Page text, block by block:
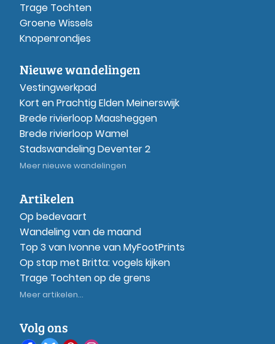
Trage Tochten
Groene Wissels
Knopenrondjes
Nieuwe wandelingen
Vestingwerkpad
Kort en Prachtig Elden Meinerswijk
Brede rivierloop Maasheggen
Brede rivierloop Wamel
Stadswandeling Deventer 2
Meer nieuwe wandelingen
Artikelen
Op bedevaart
Wandeling van de maand
Top 3 van Ivonne van MyFootPrints
Op stap met Britta: vogels kijken
Trage Tochten op de grens
Meer artikelen...
Volg ons